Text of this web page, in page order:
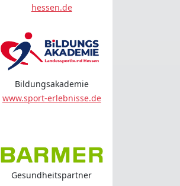
hessen.de
Bildungsakademie
www.sport-erlebnisse.de
Gesundheitspartner